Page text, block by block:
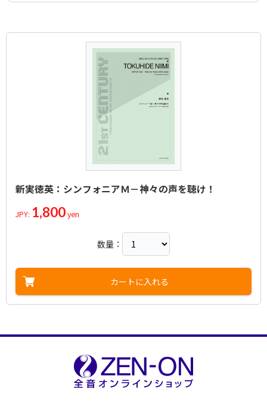
新実徳英：シンフォニアＭ－神々の声を聴け！
JPY: 1,800yen
数量：
カートに入れる